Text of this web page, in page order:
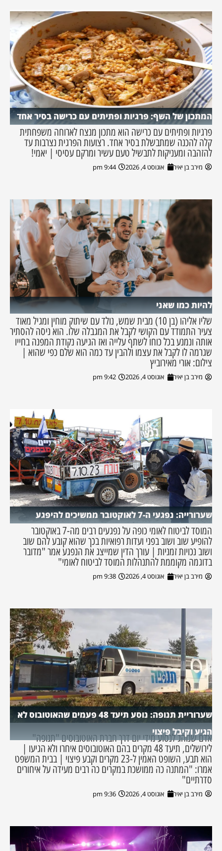
המתכון של השף: פרגיות ופתיתים עם כרישה בסיר אחד
פרגיות ופתיתים עם כרישה הוא מתכון מנצח לארוחה משפחתית
קלה להכנה שמתבשלת בסיר אחד. רצועות הפרגית נצרבות עד
להזהבה ומעניקות לתבשיל טעם עשיר ומרקם עסיסי | יאמי!
מירב בן יאיר אוגוסט 4, 2026 9:44 pm
להיות כמו שאני
שליו אליהו (בן 10) מבית שמש, נולד עם שיתוק מוחין ומגיל מאוד
צעיר התמודד עם הקושי לקבל את המגבלה שלו. הוא ניסה להסתיר
אותה ונמנע בכל כוחו לשתף עלייה ואז הגיעה נקודת המפנה בחייו
שגרמה לו לקבל את עצמו ולהבין עד כמה הוא שלם כפי שהוא |
צילום: אורי מאירוביץ
מירב בן יאיר אוגוסט 4, 2026 9:42 pm
שערורייה: נפגעי ה-7 לאוקטובר ממשיכים להיפגע
המוסד לביטוח לאומי כופה על נפגעים רבים מה-7 באוקטובר
להופיע שוב ושוב בפני ועדות רפואיות בכך שהוא קובע להם שוב
ושוב נכויות זמניות | עורך הדין שמייצג את הנפגע אמר "מדובר
בדוגמה מקוממת להתנהלות המוסד לביטוח לאומי"
מירב בן יאיר אוגוסט 4, 2026 9:38 pm
שערוריית תנופה: נוסע תיעד 48 פעמים שהאוטובוס לא
הגיע וקיבל פיצוי
אדם שנוהג לנסוע מידי יום דרך חברת האוטובוסים "תנופה"
לירושלים, תיעד 48 מקרים בהם האוטובוסים איחרו ולא הגיעו |
הוא תבע, השופט האמין ל-23 מקרים וקבע פיצוי | בבית המשפט
אמרו: "המתנה כה ממושכת במקרים כה רבים מעידה על איחורים
סדרתיים"
מירב בן יאיר אוגוסט 4, 2026 9:36 pm